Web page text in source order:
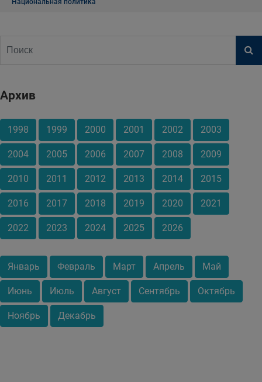
Национальная политика
Архив
1998 1999 2000 2001 2002 2003
2004 2005 2006 2007 2008 2009
2010 2011 2012 2013 2014 2015
2016 2017 2018 2019 2020 2021
2022 2023 2024 2025 2026
Январь Февраль Март Апрель Май
Июнь Июль Август Сентябрь Октябрь
Ноябрь Декабрь